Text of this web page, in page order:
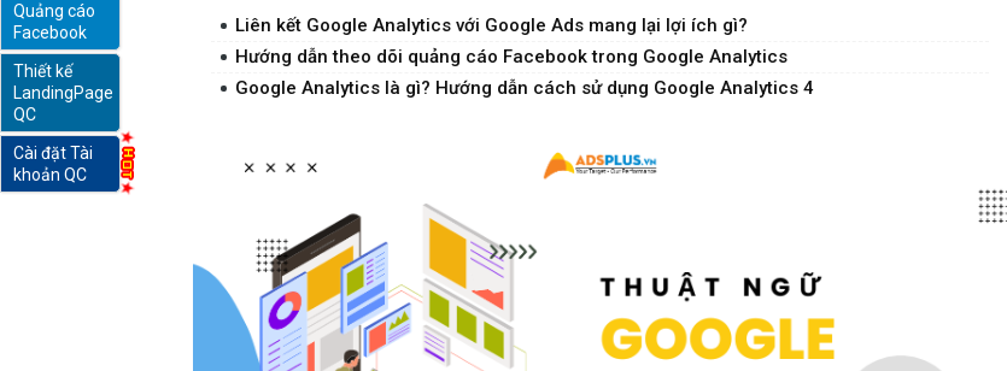
Liên kết Google Analytics với Google Ads mang lại lợi ích gì?
Hướng dẫn theo dõi quảng cáo Facebook trong Google Analytics
Google Analytics là gì? Hướng dẫn cách sử dụng Google Analytics 4
Quảng cáo
Facebook
Thiết kế
LandingPage
QC
Cài đặt Tài
khoản QC